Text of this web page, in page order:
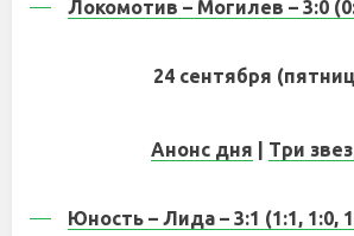
Локомотив – Могилев – 3:0
24 сентября
Анонс дня Три
Юность – Лида – 3:1 (1:1, 1:0,